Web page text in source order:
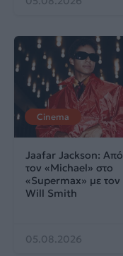
Cinema
Jaafar Jackson: Από
τον «Michael» στο
«Supermax» με τον
Will Smith
05.08.2026